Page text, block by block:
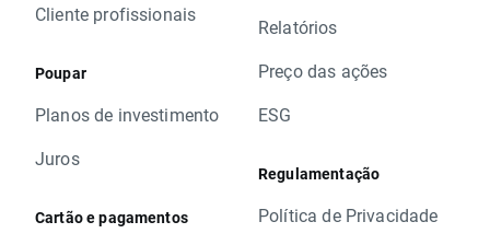
Cliente profissionais
Poupar
Planos de investimento
Juros
Cartão e pagamentos
Relatórios
Preço das ações
ESG
Regulamentação
Política de Privacidade